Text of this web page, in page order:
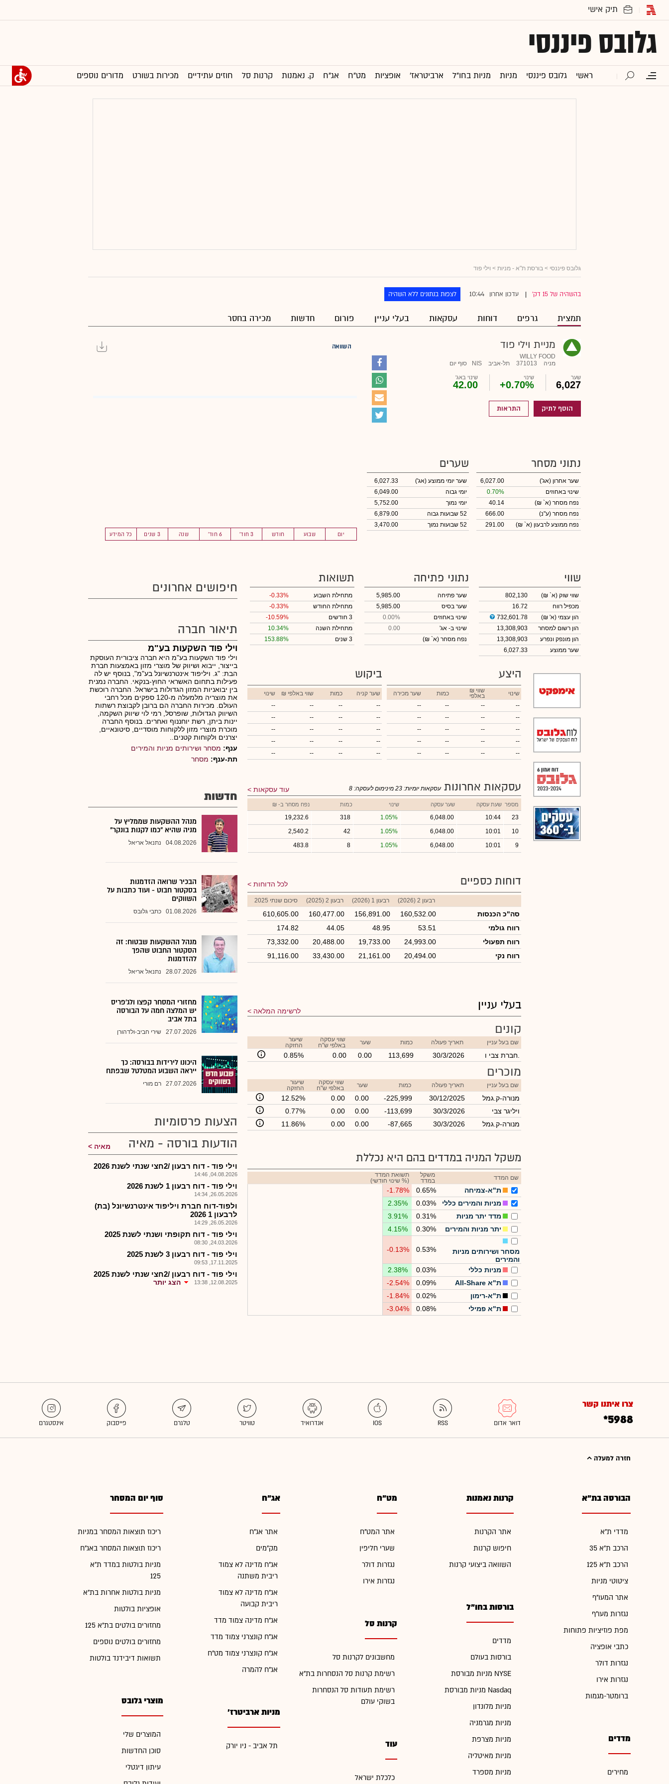
גלובס פיננסי
ראשי גלובס פיננסי מניות מניות בחו"ל ארביטראז' אופציות מט"ח אג"ח ק. נאמנות קרנות סל חוזים עתידיים מכירות בשורט מדורים נוספים
גלובס פיננסי > בורסת ת"א - מניות > וילי פוד
בהשהיה של 15 דק' עדכון אחרון 10:44 לצפות בנתונים ללא השהיה
תמצית גרפים דוחות עסקאות בעלי עניין פורום חדשות מכירה בחסר
מניית וילי פוד
WILLY FOOD
מניה
371013 תל-אביב NIS סוף יום
שער
6,027
שינוי
+0.70%
שינוי באג'
42.00
הוסף לתיק התראות
השוואה
יום שבוע חודש 3 חוד' 6 חוד' שנה 3 שנים כל המידע
נתוני מסחר
שער אחרון (אג')
6,027.00
שינוי באחוזים
0.70%
נפח מסחר (א` ₪)
40.14
נפח מסחר (ע"נ)
666.00
נפח ממוצע לרבעון (א` ₪)
291.00
שערים
שער יומי ממוצע (אג')
6,027.33
יומי גבוה
6,049.00
יומי נמוך
5,752.00
52 שבועות גבוה
6,879.00
52 שבועות נמוך
3,470.00
שווי
שווי שוק (א` ₪)
802,130
מכפיל רווח
16.72
הון עצמי (א' ₪)
732,601.78
הון רשום למסחר
13,308,903
הון מונפק ונפרע
13,308,903
שער ממוצע
6,027.33
נתוני פתיחה
שער פתיחה
5,985.00
שער בסיס
5,985.00
שינוי באחוזים
0.00%
שינוי ב- אג'
0.00
נפח מסחר (א` ₪)
תשואות
מתחילת השבוע
-0.33%
מתחילת החודש
-0.33%
3 חודשים
-10.59%
מתחילת השנה
10.34%
3 שנים
153.88%
היצע
שינוי ₪ שווי
באלפי כמות
שער מכירה
--
--
--
--
--
--
--
--
--
--
--
--
--
--
--
--
--
--
--
--
ביקוש
שער קניה כמות ₪ שווי באלפי
שינוי
--
--
--
--
--
--
--
--
--
--
--
--
--
--
--
--
--
--
--
--
עסקאות אחרונות עוד עסקאות עסקאות יומיות: 23 מינימום לעסקה: 8
מספר שעת עסקה שער עסקה שינוי כמות נפח מסחר ב- ₪
23
10:44
6,048.00
1.05%
318
19,232.6
10
10:01
6,048.00
1.05%
42
2,540.2
9
10:01
6,048.00
1.05%
8
483.8
דוחות כספיים לכל הדוחות
רבעון 2 (2026) רבעון 1 (2026) רבעון 2 (2025) סיכום שנתי 2025
סה"כ הכנסות 160,532.00
156,891.00
160,477.00
610,605.00
רווח גולמי
53.51
48.95
44.05
174.82
רווח תפעולי
24,993.00
19,733.00
20,488.00
73,332.00
רווח נקי
20,494.00
21,161.00
33,430.00
91,116.00
בעלי עניין לרשימה המלאה
קונים
שם בעל עניין תאריך פעולה כמות שער
שווי עסקה
באלפי ש"ח
שיעור
החזקה
30/3/2026
113,699
0.00
0.00
0.85%
מוכרים
שם בעל עניין תאריך פעולה כמות שער
שווי עסקה
באלפי ש"ח
שיעור
החזקה
מנורה-ק.גמל 30/12/2025
-225,999
0.00
0.00
12.52%
ויליגר צבי
30/3/2026
-113,699
0.00
0.00
0.77%
מנורה-ק.גמל
30/3/2026
-87,665
0.00
0.00
11.86%
משקל המניה במדדים בהם היא נכללת
שם המדד
משקל
במדד
תשואת המדד
(% שינוי חודשי)
ת"א-צמיחה 0.65%
-1.78%
מניות והמירים כללי
0.03%
2.35%
מדד יתר מניות
0.31%
3.91%
יתר מניות והמירים
0.30%
4.15%
מסחר ושירותים מניות
והמירים
0.53%
-0.13%
מניות כללי 0.03%
2.38%
ת"א All-Share
0.09%
-2.54%
ת"א-רימון
0.02%
-1.84%
ת"א פמילי
0.08%
-3.04%
חיפושים אחרונים
תיאור חברה
וילי פוד השקעות בע"מ
וילי פוד השקעות בע"מ היא חברה ציבורית העוסקת
בייצור, ייבוא ושיווק של מוצרי מזון באמצעות חברת
הבת: "ג. ויליפוד אינטרנשיונל בע"מ", בנוסף יש לה
פעילות בתחום האשראי החוץ-בנקאי. החברה נמנית
בין יבואניות המזון הגדולות בישראל. החברה רוכשת
את מוצריה מלמעלה מ-120 ספקים מכל רחבי
העולם. מכירות החברה הם ברובן לקבוצת רשתות
השיווק הגדולות, שופרסל, רמי לוי שיווק השקמה,
יינות ביתן, רשת יוחננוף ואחרים. בנוסף החברה
מוכרת מוצרי מזון ללקוחות מוסדיים, סיטונאיים,
יצרנים ולקוחות קטנים..
ענף: מסחר ושירותים מניות והמירים
תת-ענף: מסחר
חדשות
מנהל ההשקעות שממליץ על
מניה שהיא "כמו לקנות בונקר"
04.08.2026 נתנאל אריאל
הבכיר שרואה הזדמנות
בסקטור חבוט - ועוד כתבות על
השווקים
01.08.2026 כתבי גלובס
מנהל ההשקעות שבטוח: זה
הסקטור החבוט שהפך
להזדמנות
28.07.2026 נתנאל אריאל
מחזורי המסחר קפצו ולג'פריס
יש המלצה חמה על הבורסה
בתל אביב
27.07.2026 שירי חביב-ולדהורן
היכונו לירידות בבורסה: כך
ייראה השבוע המטלטל שבפתח
27.07.2026 רם מורי
הצעות פרסומיות
הודעות בורסה - מאיה
מאיה
וילי פוד - דוח רבעון /2חצי שנתי לשנת 2026
04.08.2026, 14:46
וילי פוד - דוח רבעון 1 לשנת 2026
26.05.2026, 14:34
ולפוד-דוח חברת ויליפוד אינטרנשיונל (בת)
לרבעון 1 2026
26.05.2026, 14:29
וילי פוד - דוח תקופתי ושנתי לשנת 2025
24.03.2026, 08:30
וילי פוד - דוח רבעון 3 לשנת 2025
17.11.2025, 09:53
וילי פוד - דוח רבעון /2חצי שנתי לשנת 2025
12.08.2025, 13:38 הצג יותר
צרו איתנו קשר
*5988
חזרה למעלה
הבורסה בת"א
מדדי ת"א
הרכב ת"א 35
הרכב ת"א 125
ציטוטי מניות
אתר המעו"ף
נגזרות מעו"ף
מפת פוזיציות פתוחות
כתבי אופציה
נגזרות דולר
נגזרות אירו
ברומטר-מגמות
מדדים
מחירים
קרנות נאמנות
אתר הקרנות
חיפוש קרנות
השוואה ביצועי קרנות
בורסות בחו"ל
מדדים
בורסות בעולם
מניות מבורסת NYSE
מניות מבורסת Nasdaq
מניות מלונדון
מניות מגרמניה
מניות מצרפת
מניות מאיטליה
מניות מספרד
מט"ח
אתר המט"ח
שערי חליפין
נגזרות דולר
נגזרות אירו
קרנות סל
מחשבונים לקרנות סל
רשימת קרנות סל הנסחרות בת"א
רשימת תעודות סל הנסחרות
בשוקי עולם
עוד
כלכלת ישראל
אג"ח
אתר אג"ח
מק"מים
אג"ח מדינה לא צמוד
ריבית משתנה
אג"ח מדינה לא צמוד
ריבית קבועה
אג"ח מדינה צמוד מדד
אג"ח קונצרני צמוד מדד
אג"ח קונצרני צמוד מט"ח
אג"ח להמרה
מניות ארביטרז'
תל אביב - ניו יורק
סוף יום המסחר
ריכוז תוצאות המסחר במניות
ריכוז תוצאות המסחר באג"ח
מניות בולטות במדד ת"א
125
מניות בולטות אחרות בת"א
אופציות בולטות
מחזורים בולטים בת"א 125
מחזורים בולטים נוספים
תשואות דיבידנד בולטות
מוצרי גלובס
המוצרים שלי
סוכן החדשות
עיתון דיגטלי